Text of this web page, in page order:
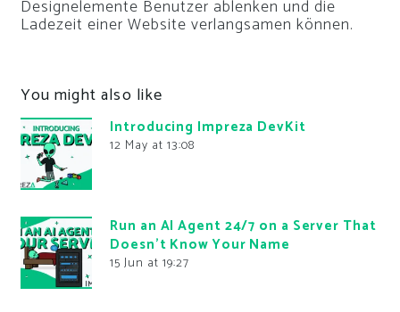
Designelemente Benutzer ablenken und die
Ladezeit einer Website verlangsamen können.
You might also like
Introducing Impreza DevKit
12 May at 13:08
Run an AI Agent 24/7 on a Server That
Doesn’t Know Your Name
15 Jun at 19:27